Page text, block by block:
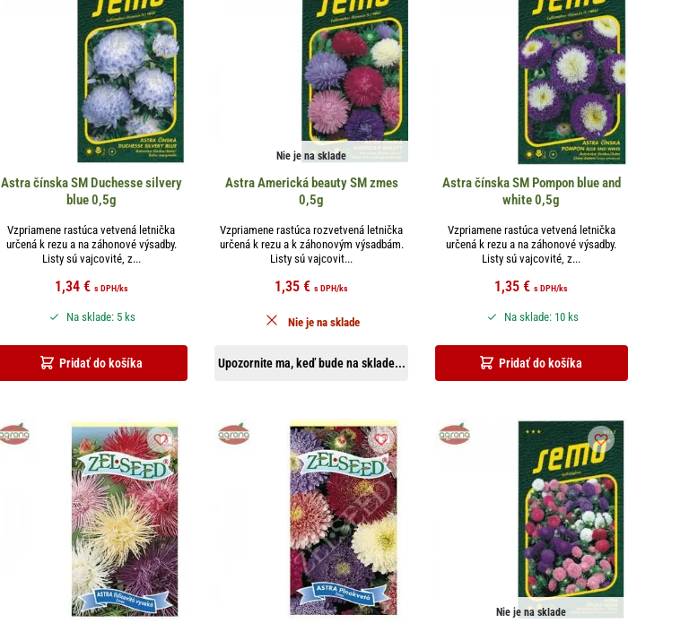
Astra čínska SM Duchesse silvery
blue 0,5g
Vzpriamene rastúca vetvená letnička
určená k rezu a na záhonové výsadby.
Listy sú vajcovité, z...
1,34 € s DPH/ks
Pridať do košíka
Na sklade: 5 ks
Nie je na sklade
Astra Americká beauty SM zmes
0,5g
Vzpriamene rastúca rozvetvená letnička
určená k rezu a k záhonovým výsadbám.
Listy sú vajcovit...
1,35 € s DPH/ks
Upozornite ma, keď bude na sklade...
Nie je na sklade
Astra čínska SM Pompon blue and
white 0,5g
Vzpriamene rastúca vetvená letnička
určená k rezu a na záhonové výsadby.
Listy sú vajcovité, z...
1,35€ s DPH/ks
Pridať do košíka
Na sklade: 10 ks
Nie je na sklade